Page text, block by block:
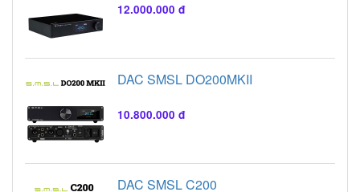
12.000.000 đ
DAC SMSL DO200MKII
10.800.000 đ
DAC SMSL C200